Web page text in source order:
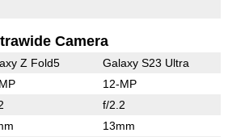
Camera
Z Fold5 Galaxy S23 Ultra
12-MP
f/2.2
13mm